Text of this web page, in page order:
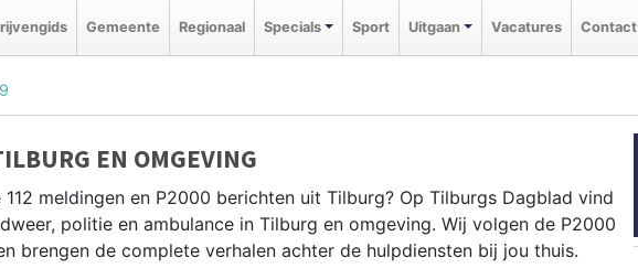
Gemeente Regionaal Specials Sport Uitgaan Vacatures Contact
EN OMGEVING
meldingen en P2000 berichten uit Tilburg? Op Tilburgs Dagblad vind
politie en ambulance in Tilburg en omgeving. Wij volgen de P2000
brengen de complete verhalen achter de hulpdiensten bij jou thuis.